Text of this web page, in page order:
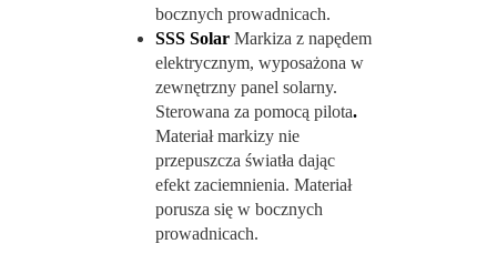
bocznych prowadnicach.
SSS Solar Markiza z napędem
elektrycznym, wyposażona w
zewnętrzny panel solarny.
Sterowana za pomocą pilota.
Materiał markizy nie
przepuszcza światła dając
efekt zaciemnienia. Materiał
porusza się w bocznych
prowadnicach.